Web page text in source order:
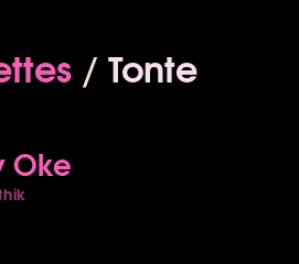
/ Tonte
Oke